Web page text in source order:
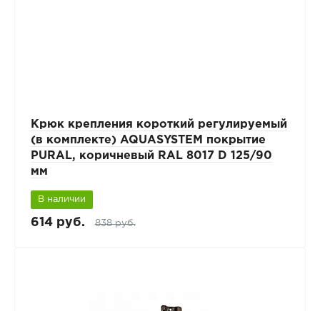
Крюк крепления короткий регулируемый
(в комплекте) AQUASYSTEM покрытие
PURAL, коричневый RAL 8017 D 125/90
мм
В наличии
614 руб. 838 руб.